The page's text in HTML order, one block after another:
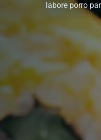
labore porro
Table